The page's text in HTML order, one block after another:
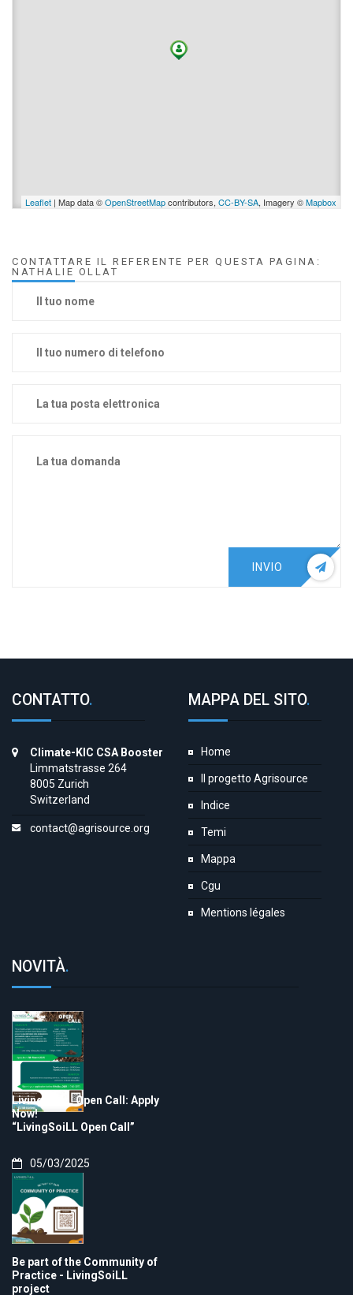
Leaflet | Map data ©OpenStreetMapcontributors, CC-BY-SA, Imagery ©Mapbox
CONTATTARE IL REFERENTE PER QUESTA PAGINA:
NATHALIE OLLAT
INVIO
CONTATTO.
Climate-KIC CSA Booster
Limmatstrasse 264
8005 Zurich
Switzerland
contact@agrisource.org
MAPPA DEL SITO.
Home
Il progetto Agrisource
Indice
Temi
Mappa
Cgu
Mentions légales
NOVITÀ.
LivingSoiLL Open Call: Apply
Now!
“LivingSoiLL Open Call”
05/03/2025
Be part of the Community of
Practice - LivingSoiLL
project